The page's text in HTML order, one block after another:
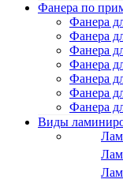
Фанера по
Фанера
Фанера
Фанера
Фанера
Фанера
Фанера
Фанера
Виды